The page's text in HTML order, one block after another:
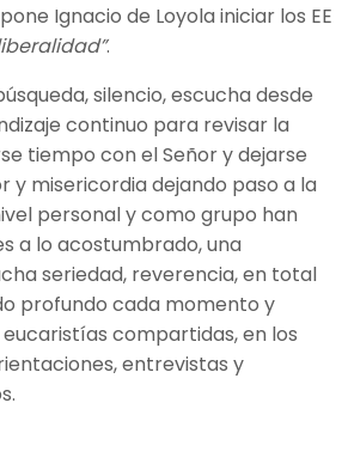
Ignacio de Loyola iniciar los EE
.
silencio, escucha desde
continuo para revisar la
tiempo con el Señor y dejarse
y misericordia dejando paso a la
personal y como grupo han
a lo acostumbrado, una
seriedad, reverencia, en total
profundo cada momento y
compartidas, en los
entrevistas y